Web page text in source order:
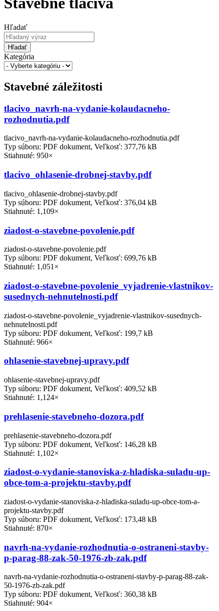
Hľadať
Hľadať
Kategória
Stavebné záležitosti
tlacivo_navrh-na-vydanie-kolaudacneho-
rozhodnutia.pdf
tlacivo_navrh-na-vydanie-kolaudacneho-rozhodnutia.pdf
Typ súboru: PDF dokument, Veľkosť: 377,76 kB
Stiahnuté: 950×
tlacivo_ohlasenie-drobnej-stavby.pdf
tlacivo_ohlasenie-drobnej-stavby.pdf
Typ súboru: PDF dokument, Veľkosť: 376,04 kB
Stiahnuté: 1,109×
ziadost-o-stavebne-povolenie.pdf
ziadost-o-stavebne-povolenie.pdf
Typ súboru: PDF dokument, Veľkosť: 699,76 kB
Stiahnuté: 1,051×
ziadost-o-stavebne-povolenie_vyjadrenie-vlastnikov-
susednych-nehnutelnosti.pdf
ziadost-o-stavebne-povolenie_vyjadrenie-vlastnikov-susednych-
nehnutelnosti.pdf
Typ súboru: PDF dokument, Veľkosť: 199,7 kB
Stiahnuté: 966×
ohlasenie-stavebnej-upravy.pdf
ohlasenie-stavebnej-upravy.pdf
Typ súboru: PDF dokument, Veľkosť: 409,52 kB
Stiahnuté: 1,124×
prehlasenie-stavebneho-dozora.pdf
prehlasenie-stavebneho-dozora.pdf
Typ súboru: PDF dokument, Veľkosť: 146,28 kB
Stiahnuté: 1,102×
ziadost-o-vydanie-stanoviska-z-hladiska-suladu-up-
obce-tom-a-projektu-stavby.pdf
ziadost-o-vydanie-stanoviska-z-hladiska-suladu-up-obce-tom-a-
projektu-stavby.pdf
Typ súboru: PDF dokument, Veľkosť: 173,48 kB
Stiahnuté: 870×
navrh-na-vydanie-rozhodnutia-o-ostraneni-stavby-
p-parag-88-zak-50-1976-zb-zak.pdf
navrh-na-vydanie-rozhodnutia-o-ostraneni-stavby-p-parag-88-zak-
50-1976-zb-zak.pdf
Typ súboru: PDF dokument, Veľkosť: 360,38 kB
Stiahnuté: 904×